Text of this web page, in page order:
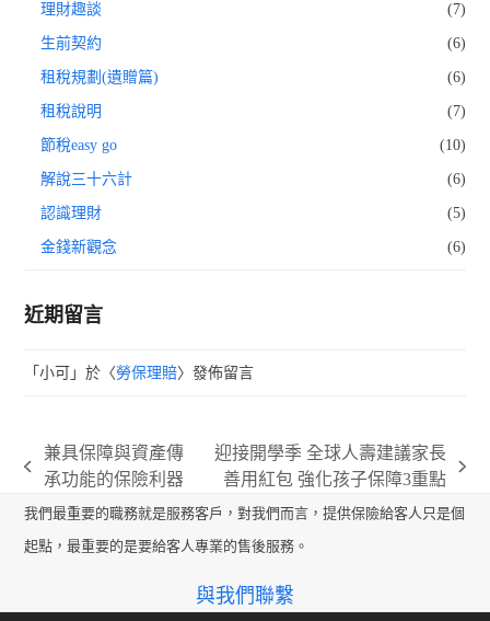
理財趣談 (7)
生前契約 (6)
租稅規劃(遺贈篇) (6)
租稅說明 (7)
節稅easy go (10)
解說三十六計 (6)
認識理財 (5)
金錢新觀念 (6)
近期留言
「小可 」於〈勞保理賠〉發佈留言
previous
post:
兼具保障與資產傳
承功能的保險利器
next
post:
迎接開學季 全球人壽建議家長
善用紅包 強化孩子保障3重點
我們最重要的職務就是服務客戶，對我們而言，提供保險給客人只是個
起點，最重要的是要給客人專業的售後服務。
與我們聯繫